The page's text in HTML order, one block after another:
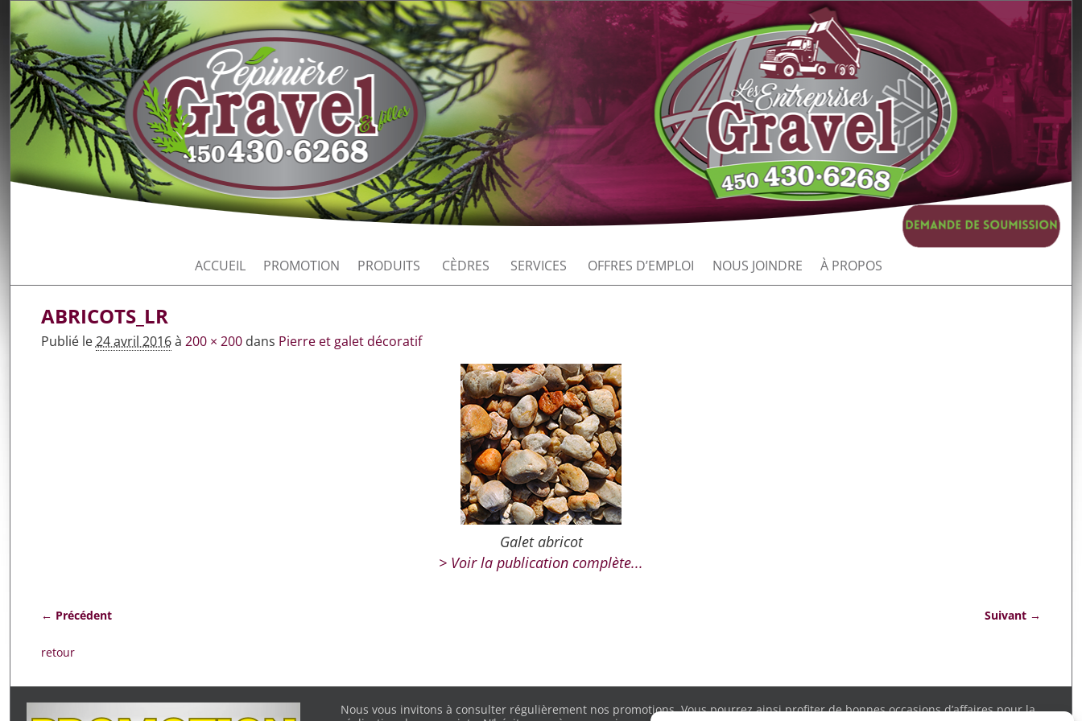
ACCUEIL PROMOTION PRODUITS CÈDRES SERVICES OFFRES D’EMPLOI NOUS JOINDRE À PROPOS
ABRICOTS_LR
Publié le24 avril 2016à 200 × 200dans Pierre et galet décoratif
Galet abricot
> Voir la publication complète...
← Précédent Suivant →
retour
Nous vous invitons à consulter régulièrement nos promotions. Vous pourrez ainsi profiter de bonnes occasions d’affaires pour la